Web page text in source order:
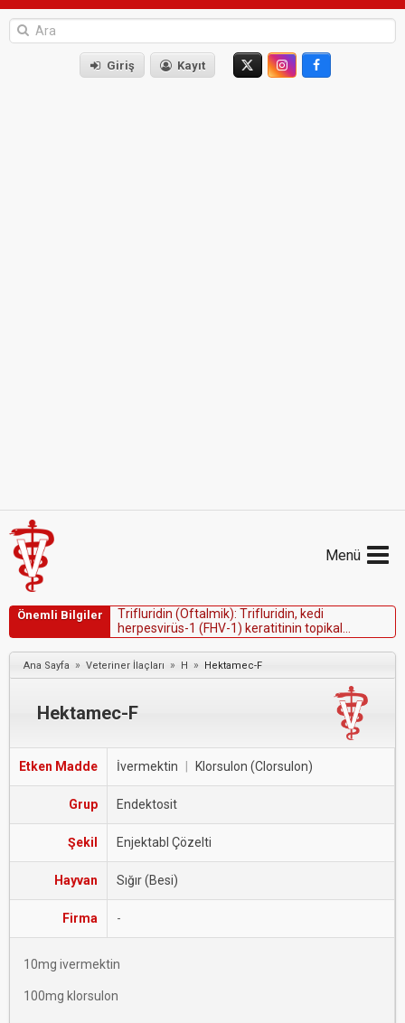
Giriş Kayıt
Menü
Önemli Bilgiler Trifuridin (Ofta mik): Trifuridin, kedi
herpesvirüs-1 (FHV-1) keratitinin topika
tedavisindekullanılır.
Ana Sayfa » Veteriner İlaçları » H » Hektamec-F
Hektamec-F
Etken Madde İvermektin Klorsulon (Clorsulon)
Grup Endektosit
Şekil Enjektabl Çözelti
Hayvan Sığır (Besi)
Firma -
10mg ivermektin
100mg klorsulon